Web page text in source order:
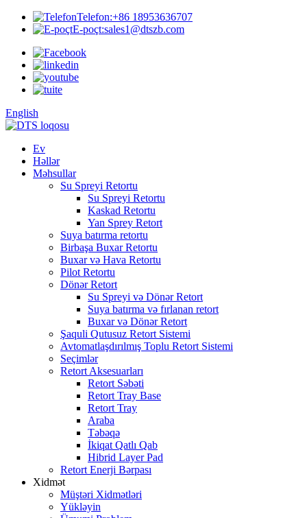
Telefon:+86 18953636707
E-poçt:sales1@dtszb.com
English
Ev
Həllər
Məhsullar
Su Spreyi Retortu
Su Spreyi Retortu
Kaskad Retortu
Yan Sprey Retort
Suya batırma retortu
Birbaşa Buxar Retortu
Buxar və Hava Retortu
Pilot Retortu
Dönər Retort
Su Spreyi və Dönər Retort
Suya batırma və fırlanan retort
Buxar və Dönər Retort
Şaquli Qutusuz Retort Sistemi
Avtomatlaşdırılmış Toplu Retort Sistemi
Seçimlər
Retort Aksesuarları
Retort Səbəti
Retort Tray Base
Retort Tray
Araba
Təbəqə
İkiqat Qatlı Qab
Hibrid Layer Pad
Retort Enerji Bərpası
Xidmət
Müştəri Xidmətləri
Yükləyin